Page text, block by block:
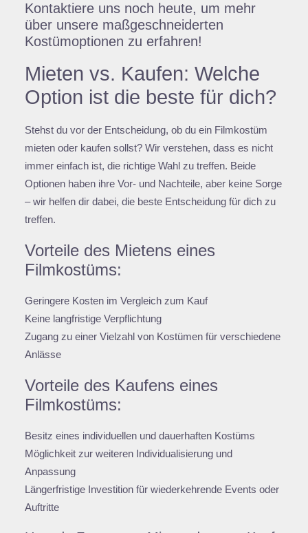
Kontaktiere uns noch heute, um mehr
über unsere maßgeschneiderten
Kostümoptionen zu erfahren!
Mieten vs. Kaufen: Welche
Option ist die beste für dich?
Stehst du vor der Entscheidung, ob du ein Filmkostüm
mieten oder kaufen sollst? Wir verstehen, dass es nicht
immer einfach ist, die richtige Wahl zu treffen. Beide
Optionen haben ihre Vor- und Nachteile, aber keine Sorge
– wir helfen dir dabei, die beste Entscheidung für dich zu
treffen.
Vorteile des Mietens eines
Filmkostüms:
Geringere Kosten im Vergleich zum Kauf
Keine langfristige Verpflichtung
Zugang zu einer Vielzahl von Kostümen für verschiedene
Anlässe
Vorteile des Kaufens eines
Filmkostüms:
Besitz eines individuellen und dauerhaften Kostüms
Möglichkeit zur weiteren Individualisierung und
Anpassung
Längerfristige Investition für wiederkehrende Events oder
Auftritte